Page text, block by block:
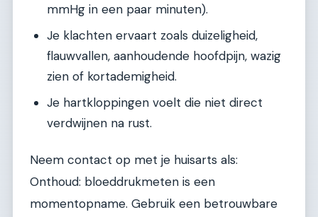
mmHg in een paar minuten).
Je klachten ervaart zoals duizeligheid,
flauwvallen, aanhoudende hoofdpijn, wazig
zien of kortademigheid.
Je hartkloppingen voelt die niet direct
verdwijnen na rust.
Neem contact op met je huisarts als:
Onthoud: bloeddrukmeten is een
momentopname. Gebruik een betrouwbare